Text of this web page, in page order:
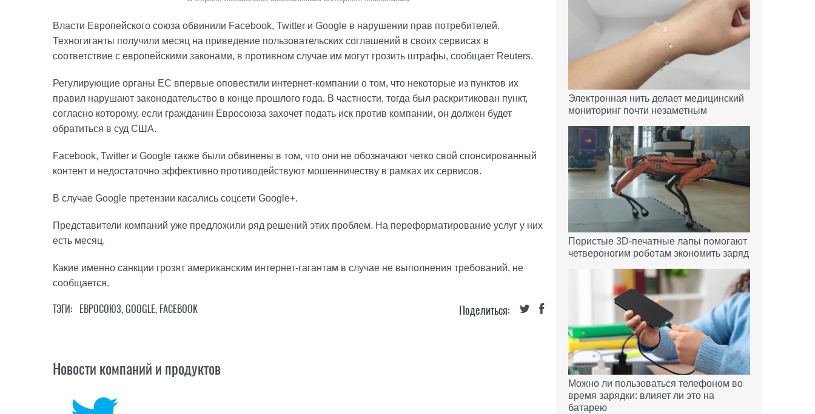
Власти Европейского союза обвинили Facebook, Twitter и Google в нарушении прав потребителей.
Техногиганты получили месяц на приведение пользовательских соглашений в своих сервисах в
соответствие с европейскими законами, в противном случае им могут грозить штрафы, сообщает Reuters.
Регулирующие органы ЕС впервые оповестили интернет-компании о том, что некоторые из пунктов их
правил нарушают законодательство в конце прошлого года. В частности, тогда был раскритикован пункт,
согласно которому, если гражданин Евросоюза захочет подать иск против компании, он должен будет
обратиться в суд США.
Facebook, Twitter и Google также были обвинены в том, что они не обозначают четко свой спонсированный
контент и недостаточно эффективно противодействуют мошенничеству в рамках их сервисов.
В случае Google претензии касались соцсети Google+.
Представители компаний уже предложили ряд решений этих проблем. На переформатирование услуг у них
есть месяц.
Какие именно санкции грозят американским интернет-гагантам в случае не выполнения требований, не
сообщается.
Поделиться:
ТЭГИ: ЕВРОСОЮЗ,GOOGLE, FACEBOOK
Новости компаний и продуктов
Электронная нить делает медицинский
мониторинг почти незаметным
Пористые 3D-печатные лапы помогают
четвероногим роботам экономить заряд
Можно ли пользоваться телефоном во
время зарядки: влияет ли это на
батарею